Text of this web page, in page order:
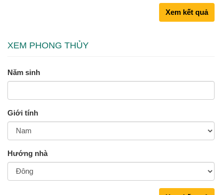
Xem kết quả
XEM PHONG THỦY
Năm sinh
Giới tính
Hướng nhà